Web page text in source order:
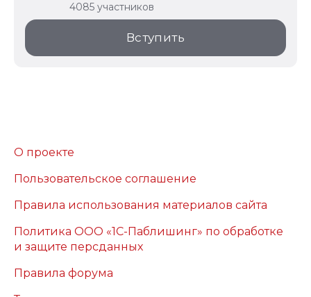
4085 участников
Вступить
О проекте
Пользовательское соглашение
Правила использования материалов сайта
Политика ООО «1С-Паблишинг» по обработке
и защите персданных
Правила форума